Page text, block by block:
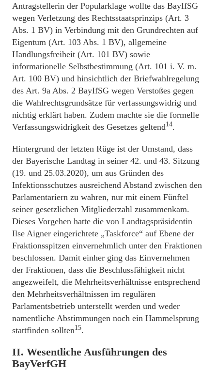
Antragstellerin der Popularklage wollte das BayIfSG
wegen Verletzung des Rechtsstaatsprinzips (Art. 3
Abs. 1 BV) in Verbindung mit den Grundrechten auf
Eigentum (Art. 103 Abs. 1 BV), allgemeine
Handlungsfreiheit (Art. 101 BV) sowie
informationelle Selbstbestimmung (Art. 101 i. V. m.
Art. 100 BV) und hinsichtlich der Briefwahlregelung
des Art. 9a Abs. 2 BayIfSG wegen Verstoßes gegen
die Wahlrechtsgrundsätze für verfassungswidrig und
nichtig erklärt haben. Zudem machte sie die formelle
Verfassungswidrigkeit des Gesetzes geltend14.
Hintergrund der letzten Rüge ist der Umstand, dass
der Bayerische Landtag in seiner 42. und 43. Sitzung
(19. und 25.03.2020), um aus Gründen des
Infektionsschutzes ausreichend Abstand zwischen den
Parlamentariern zu wahren, nur mit einem Fünftel
seiner gesetzlichen Mitgliederzahl zusammenkam.
Dieses Vorgehen hatte die von Landtagspräsidentin
Ilse Aigner eingerichtete „Taskforce“ auf Ebene der
Fraktionsspitzen einvernehmlich unter den Fraktionen
beschlossen. Damit einher ging das Einvernehmen
der Fraktionen, dass die Beschlussfähigkeit nicht
angezweifelt, die Mehrheitsverhältnisse entsprechend
den Mehrheitsverhältnissen im regulären
Parlamentsbetrieb unterstellt werden und weder
namentliche Abstimmungen noch ein Hammelsprung
stattfinden sollten15.
II. Wesentliche Ausführungen des
BayVerfGH